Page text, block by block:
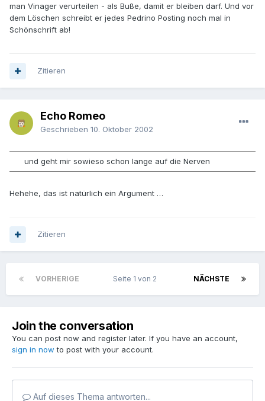
man Vinager verurteilen - als Buße, damit er bleiben darf. Und vor
dem Löschen schreibt er jedes Pedrino Posting noch mal in
Schönschrift ab!
Zitieren
Echo Romeo
Geschrieben 10. Oktober 2002
und geht mir sowieso schon lange auf die Nerven
Hehehe, das ist natürlich ein Argument …
Zitieren
VORHERIGE NÄCHSTE
Seite 1 von 2
Join the conversation
You can post now and register later. If you have an account,
sign in now to post with your account.
Auf dieses Thema antworten...